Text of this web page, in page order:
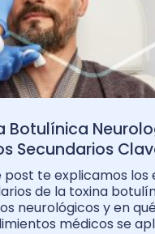
Botulínica
Secundarios
post te explicamos los
de la toxina
neurológicos y en
médicos se